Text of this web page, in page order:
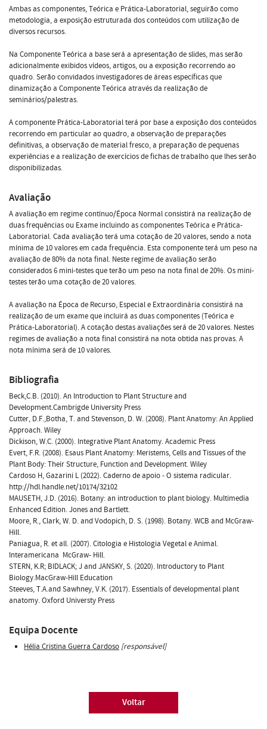
Ambas as componentes, Teórica e Prática-Laboratorial, seguirão como
metodologia, a exposição estruturada dos conteúdos com utilização de
diversos recursos.
Na Componente Teórica a base será a apresentação de slides, mas serão
adicionalmente exibidos vídeos, artigos, ou a exposição recorrendo ao
quadro. Serão convidados investigadores de áreas específicas que
dinamização a Componente Teórica através da realização de
seminários/palestras.
A componente Prática-Laboratorial terá por base a exposição dos conteúdos
recorrendo em particular ao quadro, a observação de preparações
definitivas, a observação de material fresco, a preparação de pequenas
experiências e a realização de exercícios de fichas de trabalho que lhes serão
disponibilizadas.
Avaliação
A avaliação em regime contínuo/Época Normal consistirá na realização de
duas frequências ou Exame incluindo as componentes Teórica e Prática-
Laboratorial. Cada avaliação terá uma cotação de 20 valores, sendo a nota
mínima de 10 valores em cada frequência. Esta componente terá um peso na
avaliação de 80% da nota final. Neste regime de avaliação serão
considerados 6 mini-testes que terão um peso na nota final de 20%. Os mini-
testes terão uma cotação de 20 valores.
A avaliação na Época de Recurso, Especial e Extraordinária consistirá na
realização de um exame que incluirá as duas componentes (Teórica e
Prática-Laboratorial). A cotação destas avaliações será de 20 valores. Nestes
regimes de avaliação a nota final consistirá na nota obtida nas provas. A
nota mínima será de 10 valores.
Bibliografia
Beck,C.B. (2010). An Introduction to Plant Structure and
Development.Cambrigde University Press
Cutter, D.F.,Botha, T. and Stevenson, D. W. (2008). Plant Anatomy: An Applied
Approach. Wiley
Dickison, W.C. (2000). Integrative Plant Anatomy. Academic Press
Evert, F.R. (2008). Esaus Plant Anatomy: Meristems, Cells and Tissues of the
Plant Body: Their Structure, Function and Development. Wiley
Cardoso H, Gazarini L (2022). Caderno de apoio - O sistema radicular.
http://hdl.handle.net/10174/32102
MAUSETH, J.D. (2016). Botany: an introduction to plant biology. Multimedia
Enhanced Edition. Jones and Bartlett.
Moore, R., Clark, W. D. and Vodopich, D. S. (1998). Botany. WCB and McGraw-
Hill.
Paniagua, R. et all. (2007). Citologia e Histologia Vegetal e Animal.
Interamericana  McGraw- Hill.
STERN, K.R; BIDLACK; J and JANSKY, S. (2020). Introductory to Plant
Biology.MacGraw-Hill Education
Steeves, T.A.and Sawhney, V.K. (2017). Essentials of developmental plant
anatomy. Oxford Universty Press
Equipa Docente
Hélia Cristina Guerra Cardoso [responsável]
Voltar